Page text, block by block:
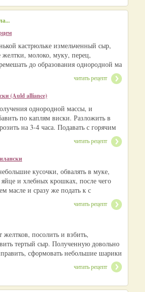
кастрюльке измельченный сыр,
желтки, молоко, муку, перец,
до образования однородной ма
читать рецепт
(Auld alliance)
однородной массы, и
по каплям виски. Разложить в
на 3-4 часа. Подавать с горячим
читать рецепт
кусочки, обвалять в муке,
и хлебных крошках, после чего
масле и сразу же подать к с
читать рецепт
желтков, посолить и взбить,
тертый сыр. Полученную довольно
сформовать небольшие шарики
читать рецепт